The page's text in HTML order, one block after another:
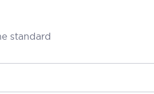
standard